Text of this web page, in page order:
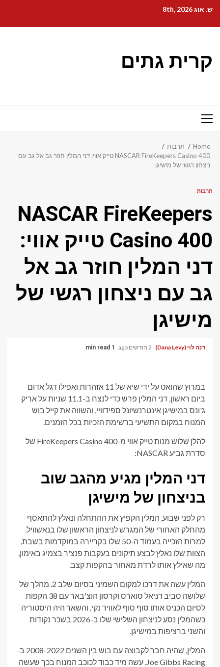
content
ש. אוג 8th, 2026
קרית גתים
Primary
Home
תרבות
NASCAR FireKeepers Casino 400 טייק אווי: דני המלין חוזר גב אל גב עם
ניצחון רגשי של מישיגן
תרבות
NASCAR FireKeepers
Casino 400 טייק אווי:
דני המלין חוזר גב אל
גב עם ניצחון רגשי של
מישיגן
דנה לוי (Dana Levy) 2 חודשים ago 1 min read
במרוץ שהואט על ידי שיא של 11 אזהרות ואפילו דגל אדום
ביום ראשון, דני המלין פרש כדי לנצח ב-11.1 שניות על אריק
ג'ונס במישיגן אינטרנשיונל ספידוויי, והשווה את קייל בוש
המנוח במקום התשיעי ברשימת הזכיות בכל הזמנים.
להלן שלוש מנות טייק אווי מ-FireKeepers Casino 400 של
סדרת גביע NASCAR:
דני המלין מגיע מהגב שוב
בניצחון של מישיגן
רק לפני שבוע, המלין הקפיץ את ההתחלה ונאלץ להתאסף
מהחלק האחורי של המגרש לניצחון הראשון שלו בנאשוויל.
למרות הזכייה בעמוד ה-50 שלו בקריירה במוקדמות בשבת,
הצוות שלו נאלץ לבצע תיקונים בעקבות פנצ'ר בצמיג באימון,
מה שאילץ אותו לרדת מאחור בהקפות קצב.
המלין עשה את דרכו למקום השמיני בסיום שלב 2. מהלך של
שלושה סביב דניאל סוארס וקרסון הוצ'באר עם 38 הקפות
לסיום הכניס אותו סוף סוף לאוויר נקי, והשאר היה היסטוריה
כשהמלין נסע לניצחון השלישי שלו ב-2026 בשכר נקודות
והשני ברציפות במישיגן.
המלין, שהיה חבר לקבוצה עם בוש בין השנים 2008-2022 ב-
Joe Gibbs Racing, עשה מיד כבוד לכוכב המנוח בכך שעשה